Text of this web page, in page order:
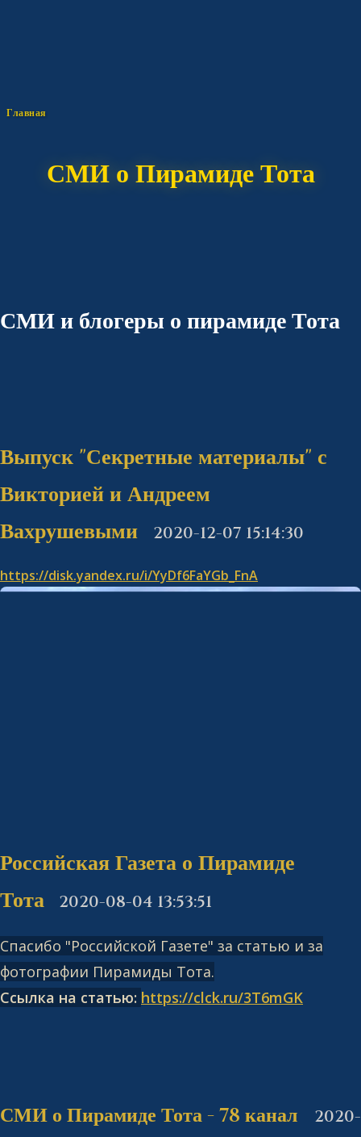
Главная
СМИ о Пирамиде Тота
СМИ и блогеры о пирамиде Тота
Выпуск "Секретные материалы" с
Викторией и Андреем
Вахрушевыми
2020-12-07 15:14:30
https://disk.yandex.ru/i/YyDf6FaYGb_FnA
Российская Газета о Пирамиде
Тота
2020-08-04 13:53:51
Спасибо "Российской Газете" за статью и за
фотографии Пирамиды Тота.
Ссылка на статью: https://clck.ru/3T6mGK
СМИ о Пирамиде Тота - 78 канал
2020-